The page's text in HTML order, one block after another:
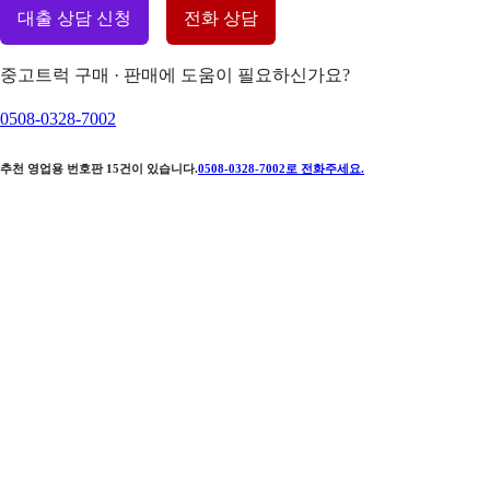
대출 상담 신청 전화 상담
중고트럭 구매 · 판매에 도움이 필요하신가요?
0508-0328-7002
추천 영업용 번호판 15건이 있습니다.0508-0328-7002 로 전화주세요.